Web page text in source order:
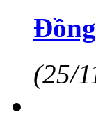
(25/